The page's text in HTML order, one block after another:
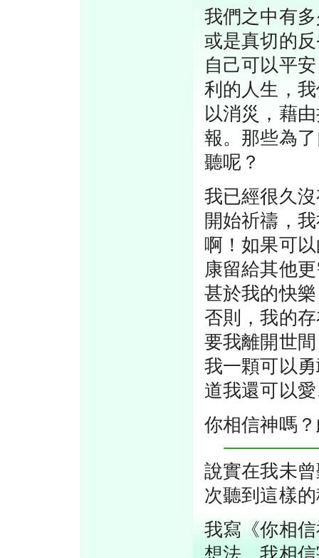
我們之中有
或是真切的
自己可以平
利的人生，
以消災，藉
報。那些為
聽呢？
我已經很久
開始祈禱，
啊！如果可
康留給其他
甚於我的快
否則，我的
要我離開世
我一顆可以
道我還可以
你相信神嗎
說實在我未
次聽到這樣
我寫《你相